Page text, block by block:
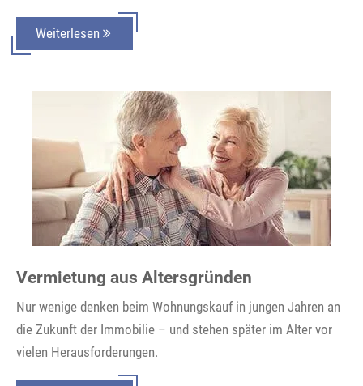
Weiterlesen
Vermietung aus Altersgründen
Nur wenige denken beim Wohnungskauf in jungen Jahren an
die Zukunft der Immobilie – und stehen später im Alter vor
vielen Herausforderungen.